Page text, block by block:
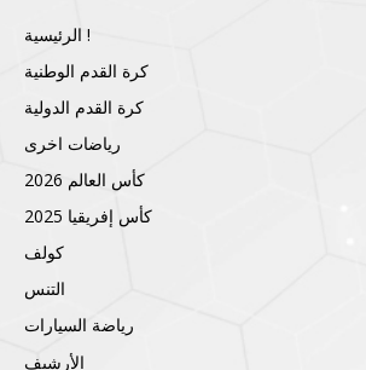
الرئيسية !
كرة القدم الوطنية
كرة القدم الدولية
رياضات اخرى
كأس العالم 2026
كأس إفريقيا 2025
كولف
التنس
رياضة السيارات
الأرشيف